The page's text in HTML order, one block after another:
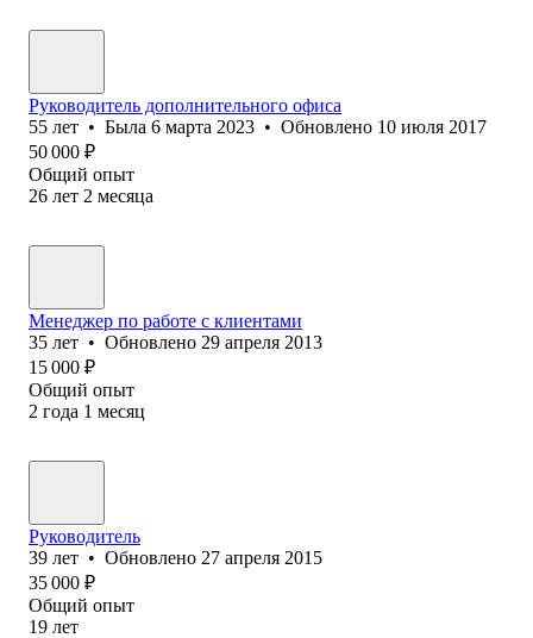
Руководитель дополнительного офиса
55 лет • Была 6 марта 2023 • Обновлено 10 июля 2017
50 000 ₽
Общий опыт
26 лет 2 месяца
Менеджер по работе с клиентами
35 лет • Обновлено 29 апреля 2013
15 000 ₽
Общий опыт
2 года 1 месяц
Руководитель
39 лет • Обновлено 27 апреля 2015
35 000 ₽
Общий опыт
19 лет